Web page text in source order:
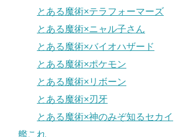
とある魔術×テラフォーマーズ
とある魔術×ニャル子さん
とある魔術×バイオハザード
とある魔術×ポケモン
とある魔術×リボーン
とある魔術×刃牙
とある魔術×神のみぞ知るセカイ
艦これ